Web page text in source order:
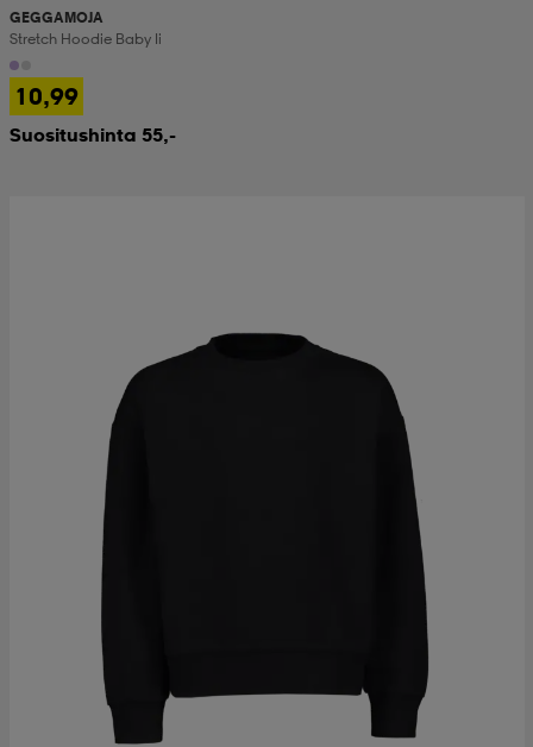
GEGGAMOJA
Stretch Hoodie Baby Ii
10,99
Suositushinta 55,-